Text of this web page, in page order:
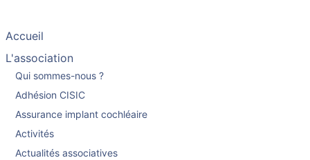
Accueil
L'association
Qui sommes-nous ?
Adhésion CISIC
Assurance implant cochléaire
Activités
Actualités associatives